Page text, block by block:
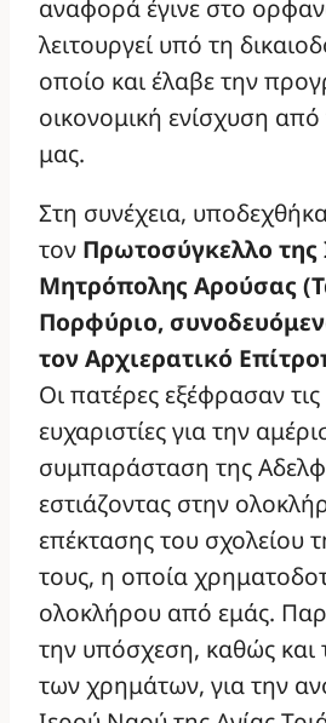
αναφορά έγινε στο
λειτουργεί υπό τη
οποίο και έλαβε την
οικονομική ενίσχυση
μας.
Στη συνέχεια,
τον Πρωτοσύγκελλο της
Μητρόπολης Αρούσας
Πορφύριο,
τον Αρχιερατικό
Οι πατέρες εξέφρασαν
ευχαριστίες για την
συμπαράσταση της
εστιάζοντας στην
επέκτασης του σχολείου
τους, η οποία
ολοκλήρου από εμάς.
την υπόσχεση, καθώς
των χρημάτων, για την